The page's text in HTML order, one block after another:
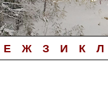
Е Ж З И К Л